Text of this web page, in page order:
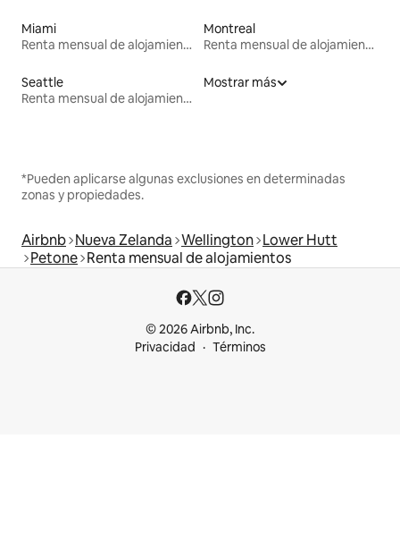
Miami
Renta mensual de alojamientos
Montreal
Renta mensual de alojamientos
Seattle
Renta mensual de alojamientos
Mostrar más
*Pueden aplicarse algunas exclusiones en determinadas
zonas y propiedades.
Airbnb Nueva Zelanda Wellington Lower Hutt
Petone Renta mensual de alojamientos
© 2026 Airbnb, Inc.
Privacidad
Términos